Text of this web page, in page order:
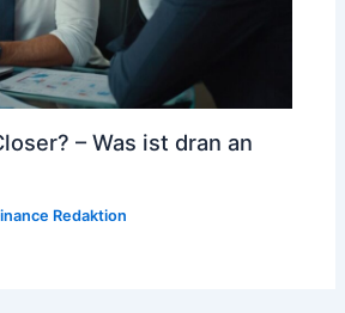
– Was ist dran an
Redaktion